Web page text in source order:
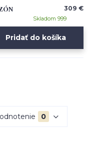
309 €
Skladom 999
Pridať do košíka
0